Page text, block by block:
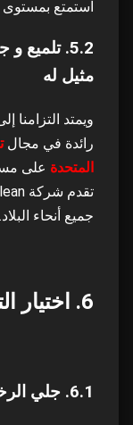
استمتع بمستوى
5.2. تلميع
مثيل له
ويمتد التزامنا
رائدة في مجال
المتحدة على
جميع أنحاء البلاد.
6. اختيار التميز للرخام الخاص بك
6.1. جلي الرخام وتلميع البلاط